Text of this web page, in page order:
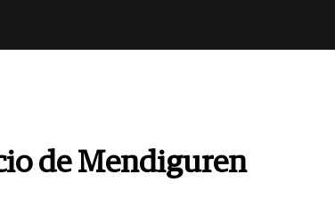
de Mendiguren